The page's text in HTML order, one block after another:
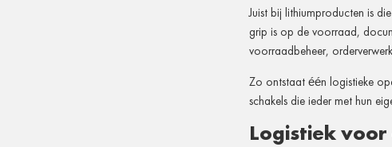
Juist bij lithiumproducten is
grip is op de voorraad,
voorraadbeheer,
Zo ontstaat één logistieke
schakels die ieder met hun
Logistiek